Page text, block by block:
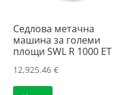
Седлова метачна
машина за големи
площи SWL R 1000 ET
12,925.46€